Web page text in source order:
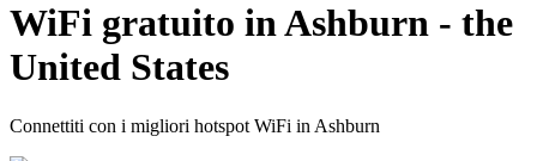
WiFi gratuito inAshburn - the
United States
Connettiti con i migliori hotspot WiFi in Ashburn